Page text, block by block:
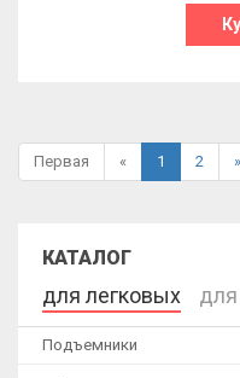
Первая « 1 2 »
КАТАЛОГ
для легковых
Подъемники